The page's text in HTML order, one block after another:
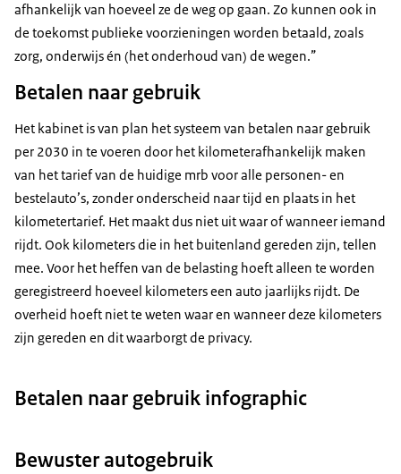
afhankelijk van hoeveel ze de weg op gaan. Zo kunnen ook in
de toekomst publieke voorzieningen worden betaald, zoals
zorg, onderwijs én (het onderhoud van) de wegen.”
Betalen naar gebruik
Het kabinet is van plan het systeem van betalen naar gebruik
per 2030 in te voeren door het kilometerafhankelijk maken
van het tarief van de huidige mrb voor alle personen- en
bestelauto’s, zonder onderscheid naar tijd en plaats in het
kilometertarief. Het maakt dus niet uit waar of wanneer iemand
rijdt. Ook kilometers die in het buitenland gereden zijn, tellen
mee. Voor het heffen van de belasting hoeft alleen te worden
geregistreerd hoeveel kilometers een auto jaarlijks rijdt. De
overheid hoeft niet te weten waar en wanneer deze kilometers
zijn gereden en dit waarborgt de privacy.
Betalen naar gebruik infographic
Bewuster autogebruik